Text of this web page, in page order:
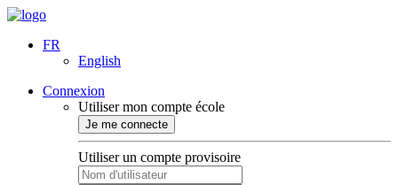
FR
English
Connexion
Utiliser mon compte école
Je me connecte
Utiliser un compte provisoire